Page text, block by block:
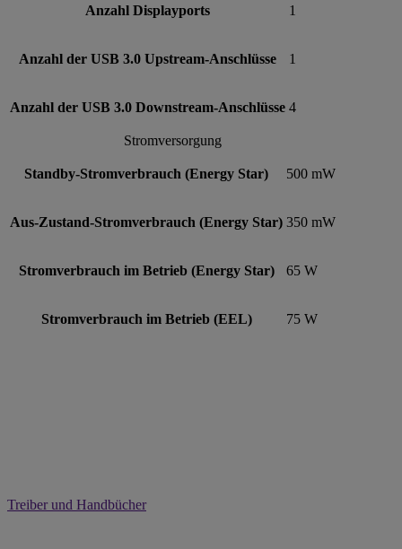
Anzahl Displayports 1
Anzahl der USB 3.0 Upstream-Anschlüsse 1
Anzahl der USB 3.0 Downstream-Anschlüsse 4
Stromversorgung
Standby-Stromverbrauch (Energy Star) 500 mW
Aus-Zustand-Stromverbrauch (Energy Star) 350 mW
Stromverbrauch im Betrieb (Energy Star) 65 W
Stromverbrauch im Betrieb (EEL) 75 W
Treiber und Handbücher